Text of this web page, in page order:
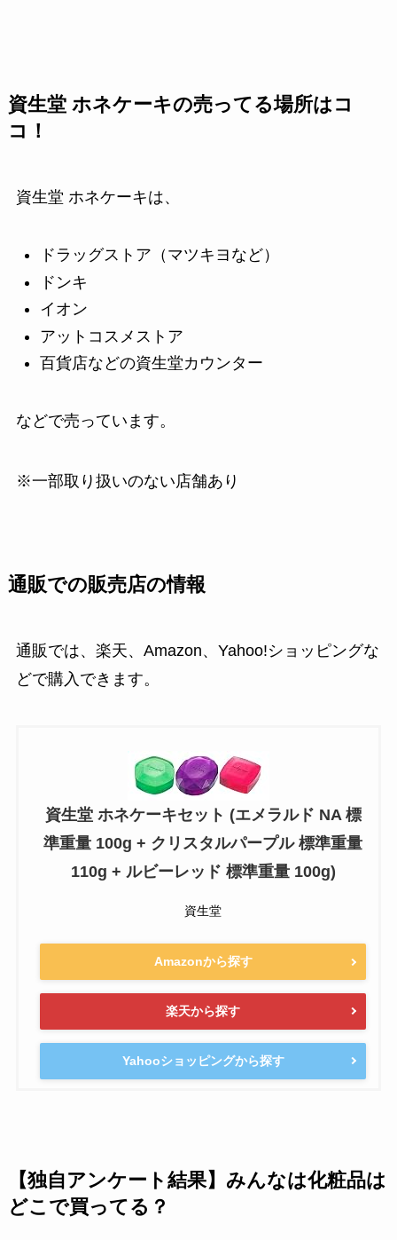
資生堂 ホネケーキの売ってる場所はコ
コ！
資生堂 ホネケーキは、
ドラッグストア（マツキヨなど）
ドンキ
イオン
アットコスメストア
百貨店などの資生堂カウンター
などで売っています。
※一部取り扱いのない店舗あり
通販での販売店の情報
通販では、楽天、Amazon、Yahoo!ショッピングな
どで購入できます。
資生堂 ホネケーキセット (エメラルド NA 標
準重量 100g + クリスタルパープル 標準重量
110g + ルビーレッド 標準重量 100g)
資生堂
Amazonから探す
楽天から探す
Yahooショッピングから探す
【独自アンケート結果】みんなは化粧品は
どこで買ってる？